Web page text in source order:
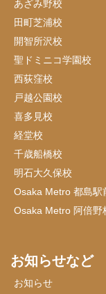
あざみ野校
田町芝浦校
開智所沢校
聖ドミニコ学園校
西荻窪校
戸越公園校
喜多見校
経堂校
千歳船橋校
明石大久保校
Osaka Metro 都島駅
Osaka Metro 阿倍野
お知らせなど
お知らせ